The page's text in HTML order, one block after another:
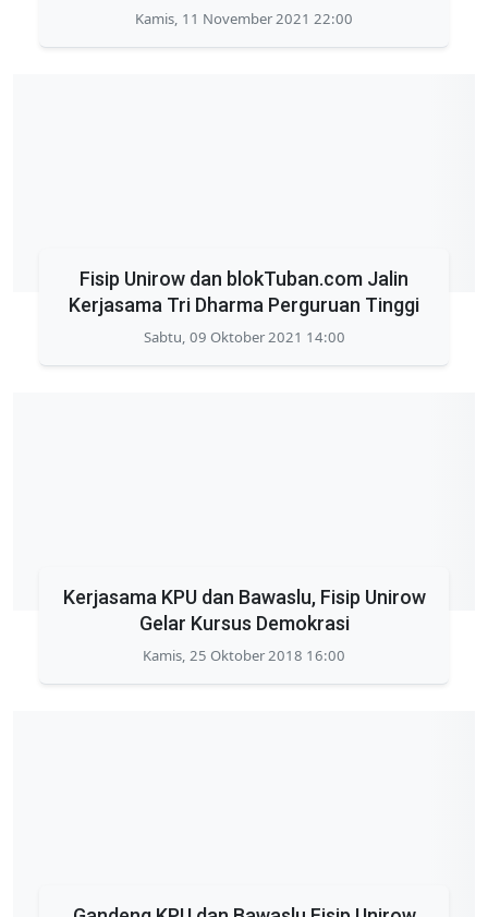
Kamis, 11 November 2021 22:00
Fisip Unirow dan blokTuban.com Jalin
Kerjasama Tri Dharma Perguruan Tinggi
Sabtu, 09 Oktober 2021 14:00
Kerjasama KPU dan Bawaslu, Fisip Unirow
Gelar Kursus Demokrasi
Kamis, 25 Oktober 2018 16:00